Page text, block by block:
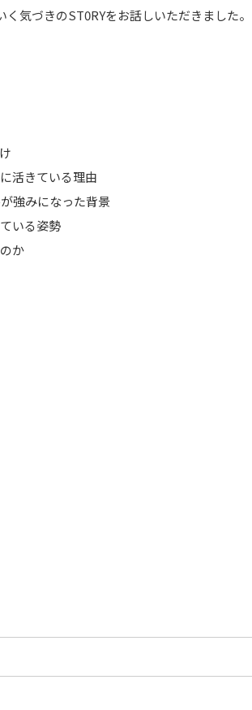
気づきのST0RYをお話しいただきました。
活きている理由
強みになった背景
いる姿勢
か